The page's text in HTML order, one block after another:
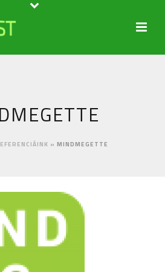
» MINDMEGETTE